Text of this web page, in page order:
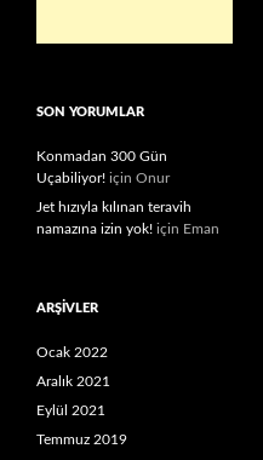
SON YORUMLAR
Konmadan 300 Gün
Uçabiliyor! için Onur
Jet hızıyla kılınan teravih
namazına izin yok! için Eman
ARŞIVLER
Ocak 2022
Aralık 2021
Eylül 2021
Temmuz 2019